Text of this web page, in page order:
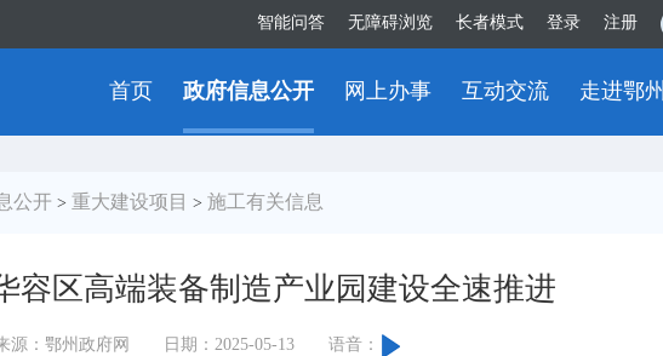
智能问答 无障碍浏览 长者模式 登录 注册
首页 政府信息公开 网上办事 互动交流 走进鄂州
公开 > 重大建设项目 > 施工有关信息
容区高端装备制造产业园建设全速推进
源：鄂州政府网 日期：2025-05-13 语音：